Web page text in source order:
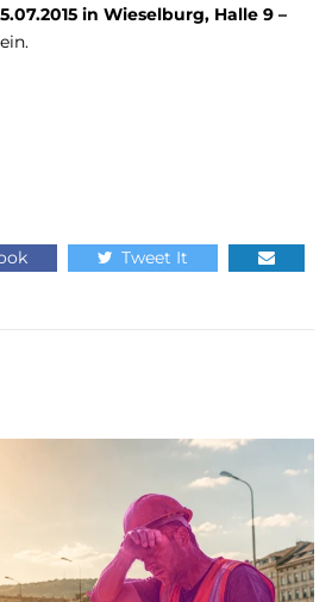
in Wieselburg, Halle 9 –
Tweet It